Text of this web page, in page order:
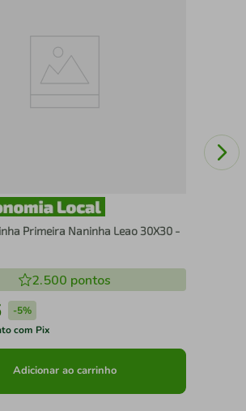
Primeira Naninha Leao 30X30 -
2.500 pontos
-5%
com Pix
Adicionar ao carrinho